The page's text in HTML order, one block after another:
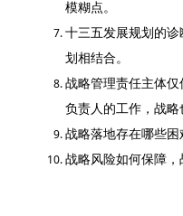
模糊点。
十三五发展规划的
划相结合。
战略管理责任主体
负责人的工作，战
战略落地存在哪些
战略风险如何保障